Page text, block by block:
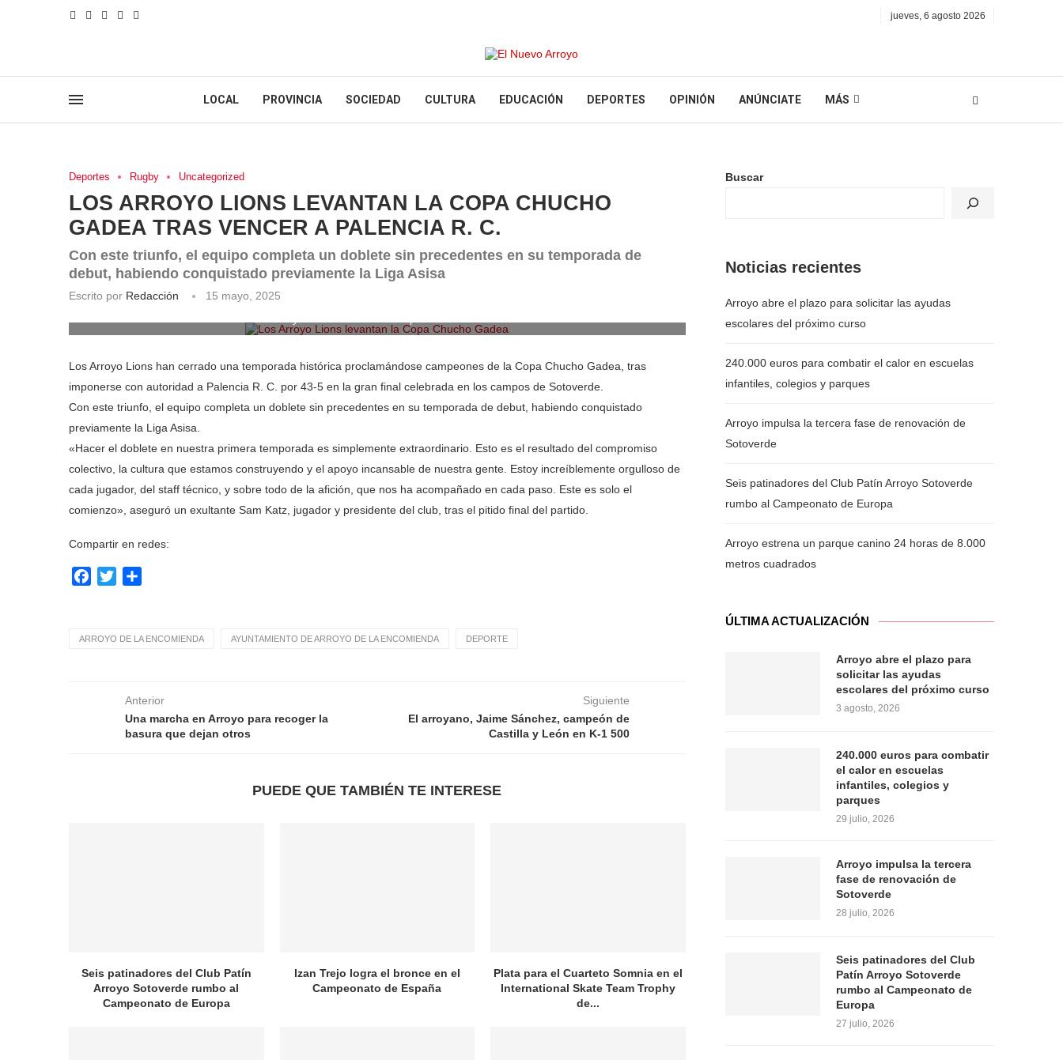
jueves, 6 agosto 2026
LOCAL PROVINCIA SOCIEDAD CULTURA EDUCACIÓN DEPORTES OPINIÓN ANÚNCIATE MÁS
Deportes Rugby Uncategorized
LOS ARROYO LIONS LEVANTAN LA COPA CHUCHO
GADEA TRAS VENCER A PALENCIA R. C.
Con este triunfo, el equipo completa un doblete sin precedentes en su temporada de
debut, habiendo conquistado previamente la Liga Asisa
Escrito por Redacción
15 mayo, 2025
Los Arroyo Lions han cerrado una temporada histórica proclamándose campeones de la Copa Chucho Gadea, tras
imponerse con autoridad a Palencia R. C. por 43-5 en la gran final celebrada en los campos de Sotoverde.
Con este triunfo, el equipo completa un doblete sin precedentes en su temporada de debut, habiendo conquistado
previamente la Liga Asisa.
«Hacer el doblete en nuestra primera temporada es simplemente extraordinario. Esto es el resultado del compromiso
colectivo, la cultura que estamos construyendo y el apoyo incansable de nuestra gente. Estoy increíblemente orgulloso de
cada jugador, del staff técnico, y sobre todo de la afición, que nos ha acompañado en cada paso. Este es solo el
comienzo», aseguró un exultante Sam Katz, jugador y presidente del club, tras el pitido final del partido.
Compartir en redes:
Facebook
Twitter
ARROYO DE LA ENCOMIENDA AYUNTAMIENTO DE ARROYO DE LA ENCOMIENDA DEPORTE
Anterior
Una marcha en Arroyo para recoger la
basura que dejan otros
Siguiente
El arroyano, Jaime Sánchez, campeón de
Castilla y León en K-1 500
PUEDE QUE TAMBIÉN TE INTERESE
Seis patinadores del Club Patín
Arroyo Sotoverde rumbo al
Campeonato de Europa
Izan Trejo logra el bronce en el
Campeonato de España
Plata para el Cuarteto Somnia en el
International Skate Team Trophy
de...
Buscar
Noticias recientes
Arroyo abre el plazo para solicitar las ayudas
escolares del próximo curso
240.000 euros para combatir el calor en escuelas
infantiles, colegios y parques
Arroyo impulsa la tercera fase de renovación de
Sotoverde
Seis patinadores del Club Patín Arroyo Sotoverde
rumbo al Campeonato de Europa
Arroyo estrena un parque canino 24 horas de 8.000
metros cuadrados
ÚLTIMA ACTUALIZACIÓN
Arroyo abre el plazo para
solicitar las ayudas
escolares del próximo curso
3 agosto, 2026
240.000 euros para combatir
el calor en escuelas
infantiles, colegios y
parques
29 julio, 2026
Arroyo impulsa la tercera
fase de renovación de
Sotoverde
28 julio, 2026
Seis patinadores del Club
Patín Arroyo Sotoverde
rumbo al Campeonato de
Europa
27 julio, 2026